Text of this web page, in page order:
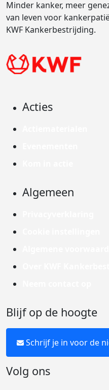
Minder kanker, meer
van leven voor
KWF Kankerbestrijding.
Acties
Algemeen
Blijf op de hoogte
Schrijf je in voor de
Volg ons